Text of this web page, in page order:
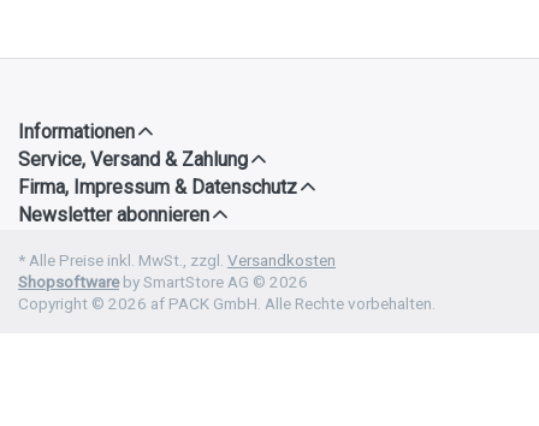
Informationen
Service, Versand & Zahlung
Firma, Impressum & Datenschutz
Newsletter abonnieren
* Alle Preise inkl. MwSt., zzgl. Versandkosten
Shopsoftwareby SmartStore AG © 2026
Copyright © 2026 af PACK GmbH. Alle Rechte vorbehalten.